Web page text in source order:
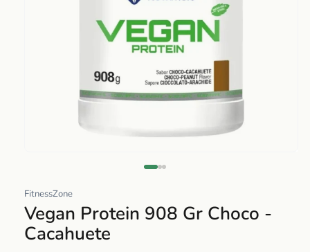
multimedia
1
en
una
FitnessZone
Vegan Protein 908 Gr Choco -
Cacahuete